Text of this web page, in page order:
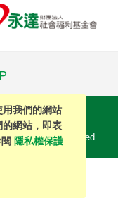
文
All Right Reserved
我們的網站
網站，即表
隱私權保護